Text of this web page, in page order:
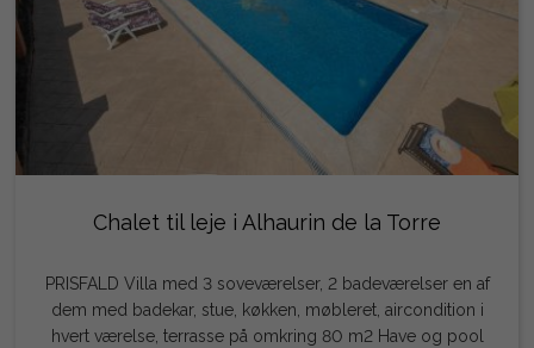
Chalet til leje i Alhaurin de la Torre
PRISFALD Villa med 3 soveværelser, 2 badeværelser en af
dem med badekar, stue, køkken, møbleret, aircondition i
hvert værelse, terrasse på omkring 80 m2 Have og pool